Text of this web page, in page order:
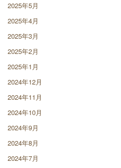
2025年5月
2025年4月
2025年3月
2025年2月
2025年1月
2024年12月
2024年11月
2024年10月
2024年9月
2024年8月
2024年7月